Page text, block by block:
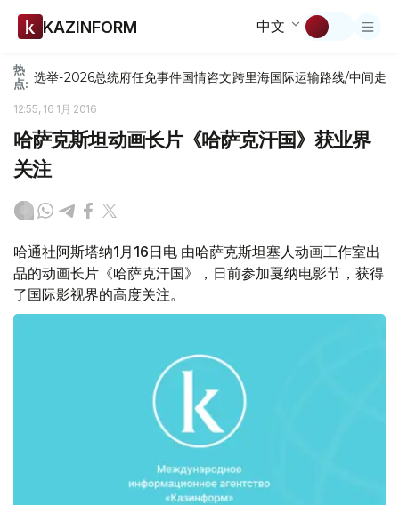
KAZINFORM 中文
热
点: 选举-2026总统府任免事件国情咨文跨里海国际运输路线/中间走廊
12:55, 16 1月 2016
哈萨克斯坦动画长片《哈萨克汗国》获业界
关注
哈通社阿斯塔纳1月16日电 由哈萨克斯坦塞人动画工作室出
品的动画长片《哈萨克汗国》，日前参加戛纳电影节，获得
了国际影视界的高度关注。